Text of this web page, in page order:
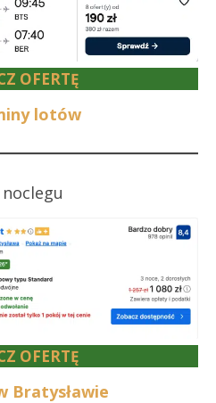
OFERTĘ
lotów
OFERTĘ
Bratysławie